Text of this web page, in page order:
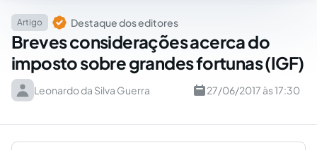
Artigo Destaque dos editores
Breves considerações acerca do
imposto sobre grandes fortunas (IGF)
Leonardo da Silva Guerra 27/06/2017 às 17:30